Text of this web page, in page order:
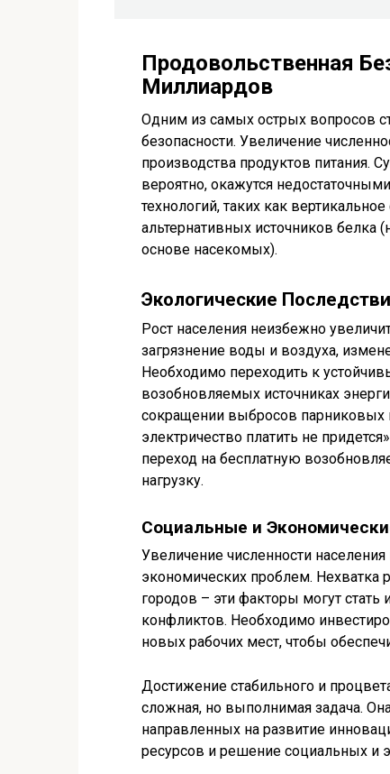
Продовольственная
Миллиардов
Одним из самых острых вопросов
безопасности. Увеличение
производства продуктов питания.
вероятно, окажутся
технологий, таких как
альтернативных источников белка
основе насекомых).
Экологические
Рост населения неизбежно
загрязнение воды и воздуха,
Необходимо переходить к
возобновляемых источниках
сокращении выбросов парниковых
электричество платить не
переход на бесплатную
нагрузку.
Социальные и
Увеличение численности
экономических проблем. Нехватка
городов – эти факторы могут
конфликтов. Необходимо
новых рабочих мест, чтобы
Достижение стабильного и
сложная, но выполнимая задача.
направленных на развитие
ресурсов и решение социальных и